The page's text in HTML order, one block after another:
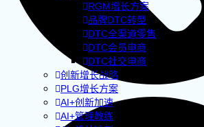
RGM增长方案
品牌DTC转型
DTC全渠道零售
DTC会员电商
DTC社交电商
创新增长战略
PLG增长方案
AI+创新加速
AI+管理教练